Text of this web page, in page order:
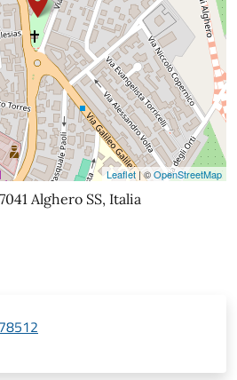
Leaflet| ©OpenStreetMap
Alghero SS, Italia